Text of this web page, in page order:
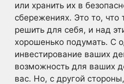
или хранить их в
сбережениях. Это то,
решить для себя, и над
хорошенько подумать. С
инвестирование ваших
возможность для ваших
вас. Но, с другой